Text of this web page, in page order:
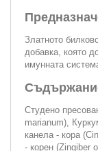
Златното
добавка, която
имунната
Студено
marianum),
канела - кора
- корен (Zingiber